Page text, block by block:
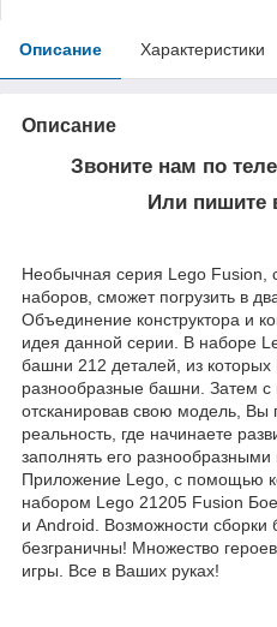
Описание Характеристики
Описание
Звоните нам по
Или пишите
Необычная серия Lego Fusion,
наборов, сможет погрузить в
Объединение конструктора и
идея данной серии. В наборе
башни 212 деталей, из
разнообразные башни. Затем
отсканировав свою модель, Вы
реальность, где начинаете
заполнять его
Приложение Lego, с помощью
набором Lego 21205 Fusion
и Android. Возможности сборки
безграничны! Множество
игры. Все в Ваших руках!